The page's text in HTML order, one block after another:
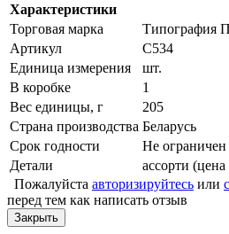
Характеристики
Торговая марка
Типография
Артикул
С534
Единица измерения
шт.
В коробке
1
Вес единицы, г
205
Страна производства Беларусь
Срок годности
Не ограничен
Детали
ассорти
Пожалуйста авторизируйтесь или
перед тем как написать отзыв
Закрыть